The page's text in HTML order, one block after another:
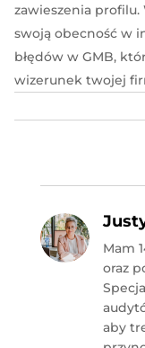
zawieszenia
swoją obecność w
błędów w GMB,
wizerunek twojej
Mam
oraz
aby